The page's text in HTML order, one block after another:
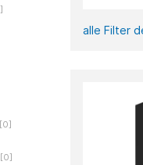
[0]
[0]
alle Filter